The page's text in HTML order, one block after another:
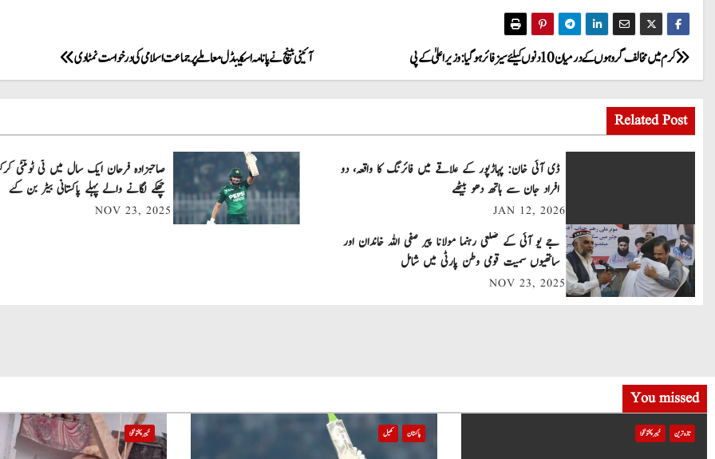
P
o
s
a
v
i
t
i
آئینی بینچ نے پانامہ اسکینڈل معاملے پر جماعت اسلامی کی درخواست نمٹادی کرم میں مخالف گروہوں کے درمیان 10 دنوں کیلئے سیز فائر ہوگیا: وزیراعلیٰ کے پی
Related Post
ڈی آئی خان: پہاڑپور کے علاقے میں فائرنگ کا واقعہ، دو
افراد جان سے ہاتھ دھو بیٹھے
JAN 12, 2026
چھکے لگانے والے پہلے پاکستانی بیٹر بن گئے
NOV 23, 2025
جے یو آئی کے ضلعی رہنما مولانا پیر صفی اللہ خاندان اور
ساتھیوں سمیت قومی وطن پارٹی میں شامل
NOV 23, 2025
You missed
تازہ ترین خیبر پختونخوا پاکستان کھیل خیبر پختونخوا